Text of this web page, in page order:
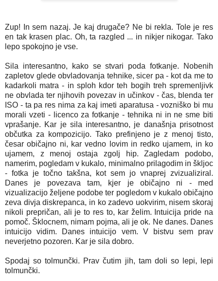
Zup! In sem nazaj. Je kaj drugače? Ne bi rekla. Tole je res
en tak krasen plac. Oh, ta razgled ... in nikjer nikogar. Tako
lepo spokojno je vse.
Sila interesantno, kako se stvari poda fotkanje. Nobenih
zapletov glede obvladovanja tehnike, sicer pa - kot da me to
kadarkoli matra - in sploh kdor teh bogih treh spremenljivk
ne obvlada ter njihovih povezav in učinkov - čas, blenda ter
ISO - ta pa res nima za kaj imeti aparatusa - vozniško bi mu
morali vzeti - licenco za fotkanje - tehnika ni in ne sme biti
vprašanje. Kar je sila interesantno, je današnja prisotnost
občutka za kompozicijo. Tako prefinjeno je z menoj tisto,
česar običajno ni, kar vedno lovim in redko ujamem, in ko
ujamem, z menoj ostaja zgolj hip. Zagledam podobo,
namerim, pogledam v kukalo, minimalno prilagodim in škljoc
- fotka je točno takšna, kot sem jo vnaprej zvizualiziral.
Danes je povezava tam, kjer je običajno ni - med
vizualizacijo željene podobe ter pogledom v kukalo običajno
zeva divja diskrepanca, in ko zadevo uokvirim, nisem skoraj
nikoli prepričan, ali je to res to, kar želim. Intuicija pride na
pomoč. Šklocnem, nimam pojma, ali je ok. Ne danes. Danes
intuicijo vidim. Danes intuicijo vem. V bistvu sem prav
neverjetno pozoren. Kar je sila dobro.
Spodaj so tolmunčki. Prav čutim jih, tam doli so lepi, lepi
tolmunčki.